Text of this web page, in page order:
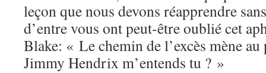
leçon que nous devons réapprendre
d’entre vous ont peut-être oublié cet
Blake: « Le chemin de l’excès mène au
Jimmy Hendrix m’entends tu ? »